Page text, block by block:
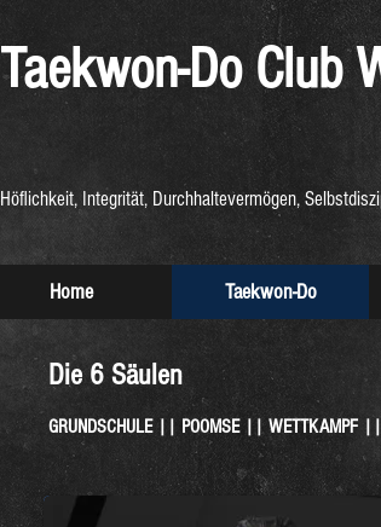
Taekwon-DoClub
Höflichkeit, Integrität, Durchhaltevermögen,
Home Taekwon-Do
Die 6 Säulen
GRUNDSCHULE || POOMSE || WETTKAMPF